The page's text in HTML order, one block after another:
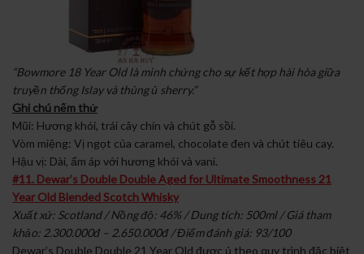
“Bowmore 18 Year Old là minh chứng cho sự kết hợp hài hòa giữa
truyền thống Islay và thùng ủ sherry.”
Ghi chú nếm thử
Mũi: Hương khói, trái cây chín và chút gỗ sồi.
Vòm miệng: Vị ngọt của caramel, chocolate đen và chút tiêu cay.
Hậu vị: Dài, ấm áp với hương khói và vani.
#11. Dewar’s Double Double Aged for Ultimate Smoothness 21
Year Old Blended Scotch Whisky
Xuất xứ: Scotland / Nồng độ: 46% / Dung tích: 500ml / Giá tham
khảo: 2.300.000đ – 2.650.000đ / Điểm đánh giá: 93/100
Dewar’s Double Double 21 Year Old được ủ theo quy trình đặc biệt